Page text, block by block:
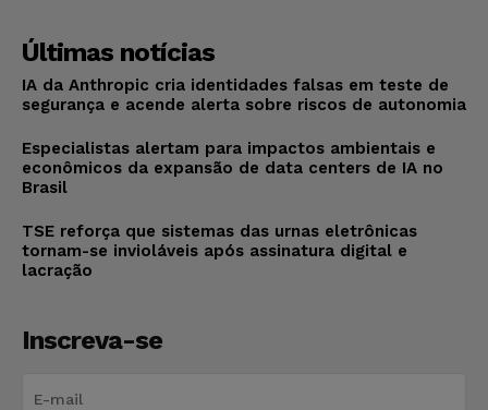
Últimas notícias
IA da Anthropic cria identidades falsas em teste de
segurança e acende alerta sobre riscos de autonomia
Especialistas alertam para impactos ambientais e
econômicos da expansão de data centers de IA no
Brasil
TSE reforça que sistemas das urnas eletrônicas
tornam-se invioláveis após assinatura digital e
lacração
Inscreva-se